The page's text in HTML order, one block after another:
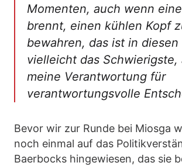
Momenten, auch wenn
brennt, einen kühlen Kopf
bewahren, das ist in
vielleicht das Schwierigste,
meine Verantwortung für
verantwortungsvolle
Bevor wir zur Runde bei Miosga
noch einmal auf das
Baerbocks hingewiesen, das sie